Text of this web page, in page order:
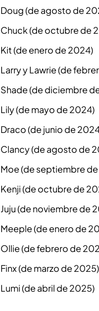
Doug (de agosto de
Chuck (de octubre de
Kit (de enero de 2024)
Larry y Lawrie (de
Shade (de diciembre
Lily (de mayo de 2024)
Draco (de junio de
Clancy (de agosto de
Moe (de septiembre
Kenji (de octubre de
Juju (de noviembre de
Meeple (de enero de
Ollie (de febrero de
Finx (de marzo de 2025)
Lumi (de abril de 2025)